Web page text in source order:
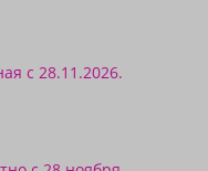
с 28.11.2026.